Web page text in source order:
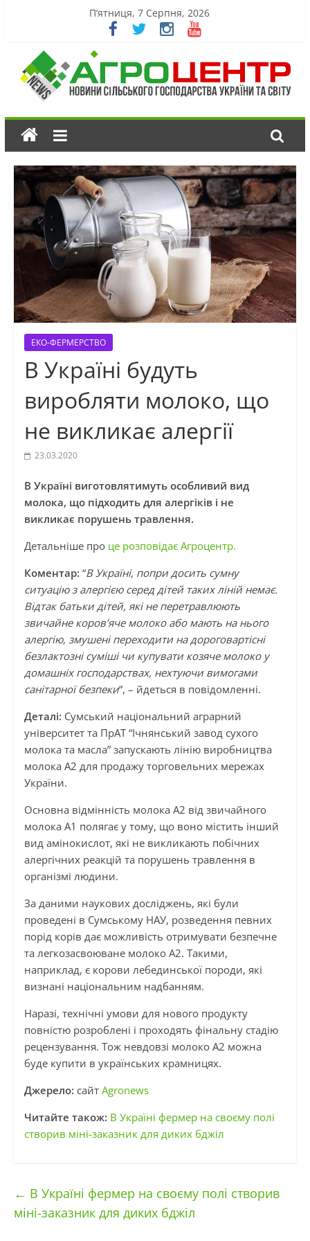
П’ятниця, 7 Серпня, 2026
ЕКО-ФЕРМЕРСТВО
В Україні будуть
виробляти молоко, що
не викликає алергії
23.03.2020
В Україні виготовлятимуть особливий вид
молока, що підходить для алергіків і не
викликає порушень травлення.
Детальніше про це розповідає Агроцентр.
Коментар: “В Україні, попри досить сумну
ситуацію з алергією серед дітей таких ліній немає.
Відтак батьки дітей, які не перетравлюють
звичайне коров’яче молоко або мають на нього
алергію, змушені переходити на дороговартісні
безлактозні суміші чи купувати козяче молоко у
домашніх господарствах, нехтуючи вимогами
санітарної безпеки“, – йдеться в повідомленні.
Деталі: Сумський національний аграрний
університет та ПрАТ “Ічнянський завод сухого
молока та масла” запускають лінію виробництва
молока А2 для продажу торговельних мережах
України.
Основна відмінність молока А2 від звичайного
молока А1 полягає у тому, що воно містить інший
вид амінокислот, які не викликають побічних
алергічних реакцій та порушень травлення в
організмі людини.
За даними наукових досліджень, які були
проведені в Сумському НАУ, розведення певних
порід корів дає можливість отримувати безпечне
та легкозасвоюване молоко А2. Такими,
наприклад, є корови лебединської породи, які
визнані національним надбанням.
Наразі, технічні умови для нового продукту
повністю розроблені і проходять фінальну стадію
рецензування. Тож невдовзі молоко А2 можна
буде купити в українських крамницях.
Джерело: сайт Agronews
Читайте також: В Україні фермер на своєму полі
створив міні-заказник для диких бджіл
← В Україні фермер на своєму полі створив
міні-заказник для диких бджіл